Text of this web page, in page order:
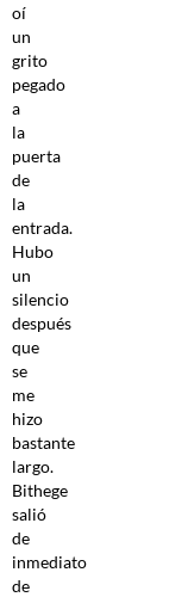
oí
un
grito
pegado
a
la
puerta
de
la
entrada.
Hubo
un
silencio
después
que
se
me
hizo
bastante
largo.
Bithege
salió
de
inmediato
de